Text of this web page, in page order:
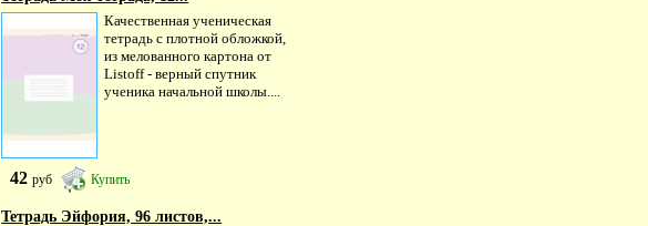
Качественная ученическая
тетрадь с плотной обложкой,
из мелованного картона от
Listoff - верный спутник
ученика начальной школы....
42руб Купить
Тетрадь Эйфория, 96 листов,...